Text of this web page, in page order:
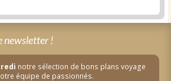
newsletter !
notre sélection de bons plans voyage
équipe de passionnés.